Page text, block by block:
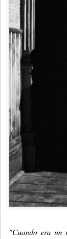
"Cuando era un